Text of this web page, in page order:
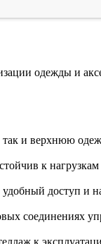
одежды и
и верхнюю
к нагрузкам
доступ и
соединениях